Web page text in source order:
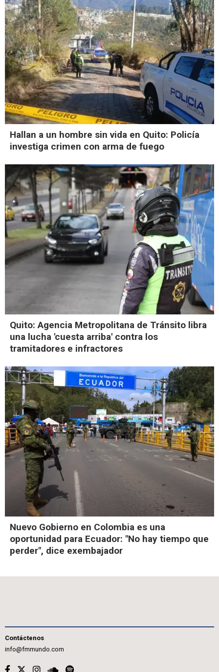
Hallan a un hombre sin vida en Quito: Policía
investiga crimen con arma de fuego
Quito: Agencia Metropolitana de Tránsito libra
una lucha 'cuesta arriba' contra los
tramitadores e infractores
Nuevo Gobierno en Colombia es una
oportunidad para Ecuador: "No hay tiempo que
perder", dice exembajador
Contáctenos
info@fmmundo.com